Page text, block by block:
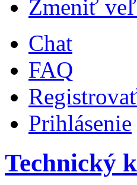
Zmeniť
Chat
FAQ
Prihlásenie
Technický